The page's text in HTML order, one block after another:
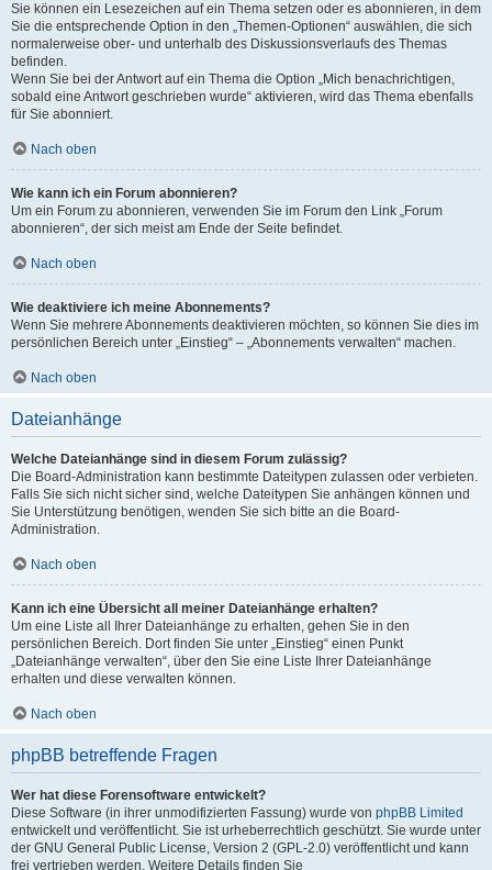
Sie können ein Lesezeichen auf ein Thema setzen oder es abonnieren, in dem
Sie die entsprechende Option in den „Themen-Optionen“ auswählen, die sich
normalerweise ober- und unterhalb des Diskussionsverlaufs des Themas
befinden.
Wenn Sie bei der Antwort auf ein Thema die Option „Mich benachrichtigen,
sobald eine Antwort geschrieben wurde“ aktivieren, wird das Thema ebenfalls
für Sie abonniert.
Nach oben
Wie kann ich ein Forum abonnieren?
Um ein Forum zu abonnieren, verwenden Sie im Forum den Link „Forum
abonnieren“, der sich meist am Ende der Seite befindet.
Nach oben
Wie deaktiviere ich meine Abonnements?
Wenn Sie mehrere Abonnements deaktivieren möchten, so können Sie dies im
persönlichen Bereich unter „Einstieg“ – „Abonnements verwalten“ machen.
Nach oben
Dateianhänge
Welche Dateianhänge sind in diesem Forum zulässig?
Die Board-Administration kann bestimmte Dateitypen zulassen oder verbieten.
Falls Sie sich nicht sicher sind, welche Dateitypen Sie anhängen können und
Sie Unterstützung benötigen, wenden Sie sich bitte an die Board-
Administration.
Nach oben
Kann ich eine Übersicht all meiner Dateianhänge erhalten?
Um eine Liste all Ihrer Dateianhänge zu erhalten, gehen Sie in den
persönlichen Bereich. Dort finden Sie unter „Einstieg“ einen Punkt
„Dateianhänge verwalten“, über den Sie eine Liste Ihrer Dateianhänge
erhalten und diese verwalten können.
Nach oben
phpBB betreffende Fragen
Wer hat diese Forensoftware entwickelt?
Diese Software (in ihrer unmodifizierten Fassung) wurde von phpBB Limited
entwickelt und veröffentlicht. Sie ist urheberrechtlich geschützt. Sie wurde unter
der GNU General Public License, Version 2 (GPL-2.0) veröffentlicht und kann
frei vertrieben werden. Weitere Details finden Sie